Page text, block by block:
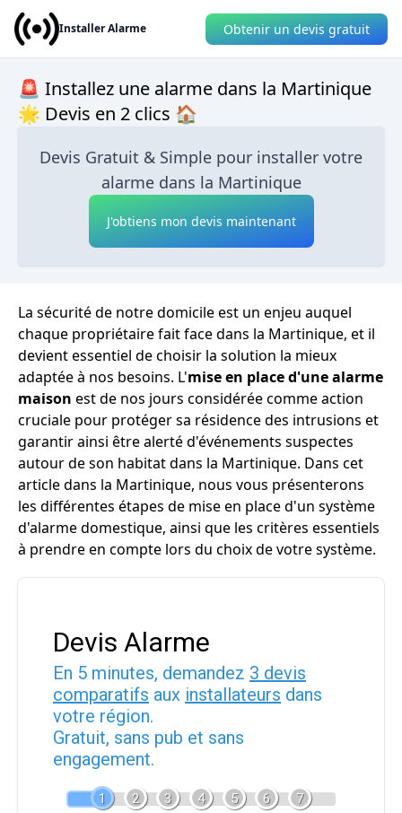
Installer Alarme Obtenir un devis gratuit
🚨 Installez une alarme dans la Martinique
🌟 Devis en 2 clics 🏠
Devis Gratuit & Simple pour installer votre
alarme dans la Martinique
J'obtiens mon devis maintenant
La sécurité de notre domicile est un enjeu auquel
chaque propriétaire fait face dans la Martinique, et il
devient essentiel de choisir la solution la mieux
adaptée à nos besoins. L'mise en place d'une alarme
maison est de nos jours considérée comme action
cruciale pour protéger sa résidence des intrusions et
garantir ainsi être alerté d'événements suspectes
autour de son habitat dans la Martinique. Dans cet
article dans la Martinique, nous vous présenterons
les différentes étapes de mise en place d'un système
d'alarme domestique, ainsi que les critères essentiels
à prendre en compte lors du choix de votre système.
Devis Alarme
En 5 minutes, demandez 3 devis
comparatifs aux installateurs dans
votre région.
Gratuit, sans pub et sans
engagement.
1 2 3 4 5 6 7